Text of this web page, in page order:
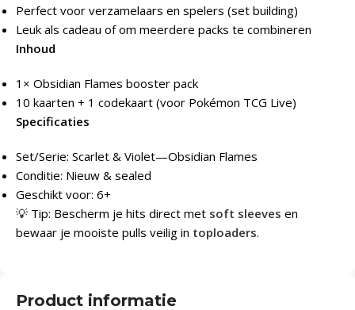
Perfect voor verzamelaars en spelers (set building)
Leuk als cadeau of om meerdere packs te combineren
Inhoud
1× Obsidian Flames booster pack
10 kaarten + 1 codekaart (voor Pokémon TCG Live)
Specificaties
Set/Serie: Scarlet & Violet—Obsidian Flames
Conditie: Nieuw & sealed
Geschikt voor: 6+
💡 Tip: Bescherm je hits direct met soft sleeves en
bewaar je mooiste pulls veilig in toploaders.
Product informatie